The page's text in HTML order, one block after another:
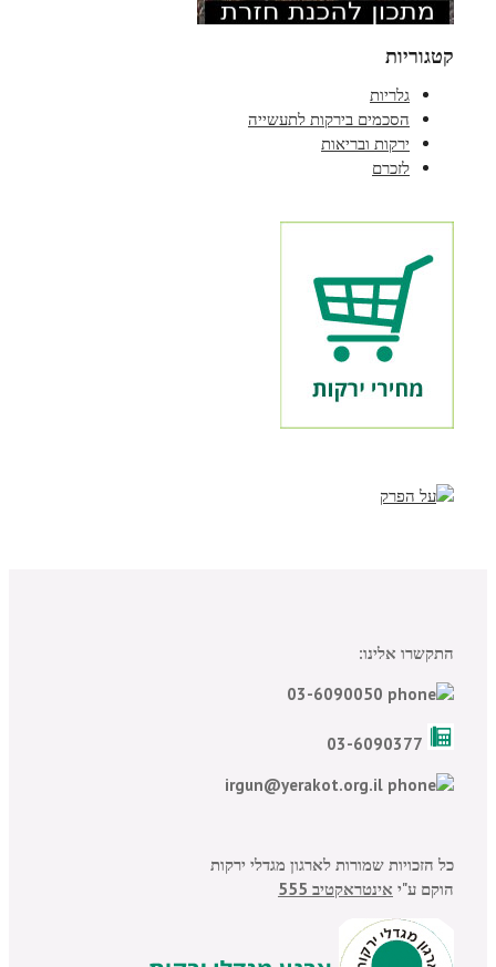
קטגוריות
גלריות
הסכמים בירקות לתעשייה
ירקות ובריאות
לזכרם
התקשרו אלינו:
כל הזכויות שמורות לארגון מגדלי ירקות
הוקם ע"י אינטראקטיב 555